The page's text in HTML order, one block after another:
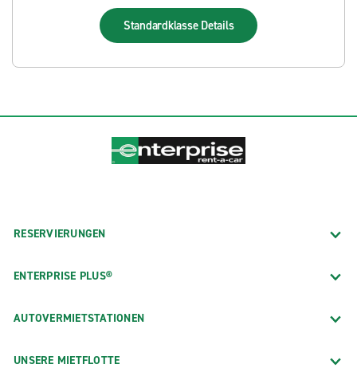
Standardklasse Details
RESERVIERUNGEN
ENTERPRISE PLUS®
AUTOVERMIETSTATIONEN
UNSERE MIETFLOTTE